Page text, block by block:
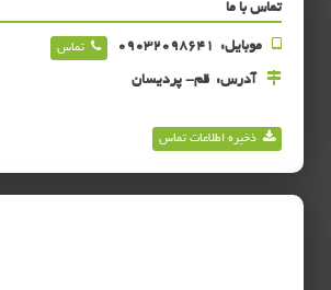
تماس با ما
موبایل: تماس
آدرس: قم- پردیسان
ذخیره اطلاعات تماس